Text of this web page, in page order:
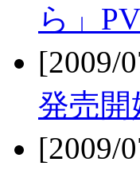
ら」
[2009/
発売開
[2009/